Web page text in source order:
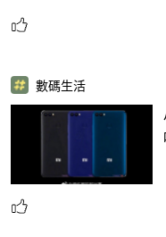
數碼生活